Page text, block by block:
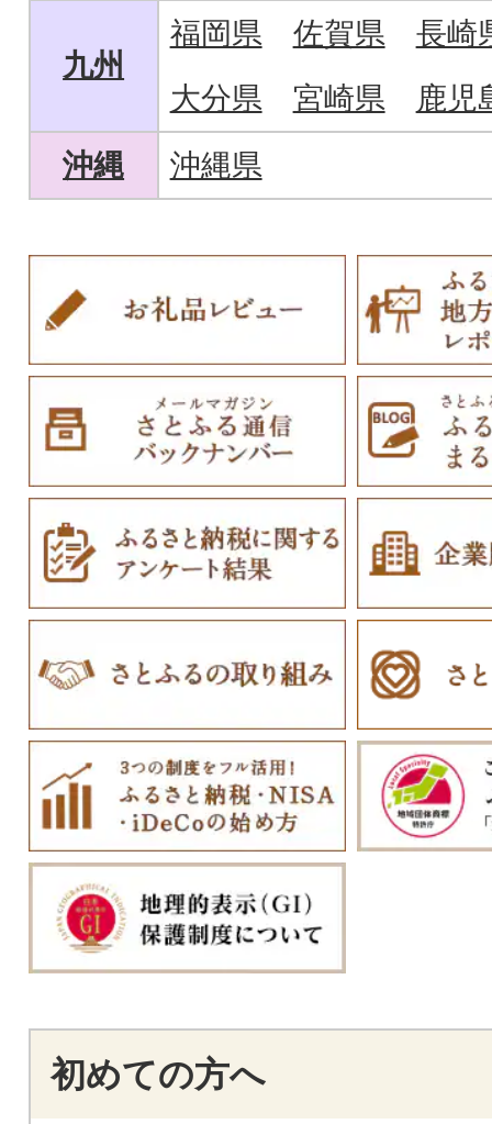
九州
福岡県 佐賀県
長崎
大分県
宮崎県
鹿児
沖縄
沖縄県
初めての方へ